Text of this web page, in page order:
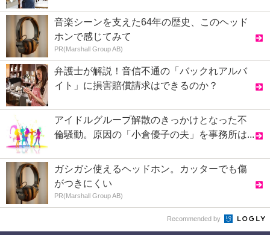
音楽シーンを支えた64年の歴史、このヘッド
ホンで感じてみて
PR(Marshall Group AB)
弁護士が解説！音信不通の「バックれアルバ
イト」に損害賠償請求はできるのか？
アイドルグループ解散のきっかけとなった不
倫騒動。原因の「小倉優子の夫」を事務所は...
ガシガシ使えるヘッドホン。カッターでも傷
がつきにくい
PR(Marshall Group AB)
Recommended by